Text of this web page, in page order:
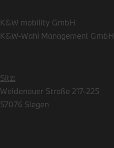
K&W mobility GmbH
K&W-Wahl Management GmbH
Sitz:
Weidenauer Straße 217-225
57076 Siegen